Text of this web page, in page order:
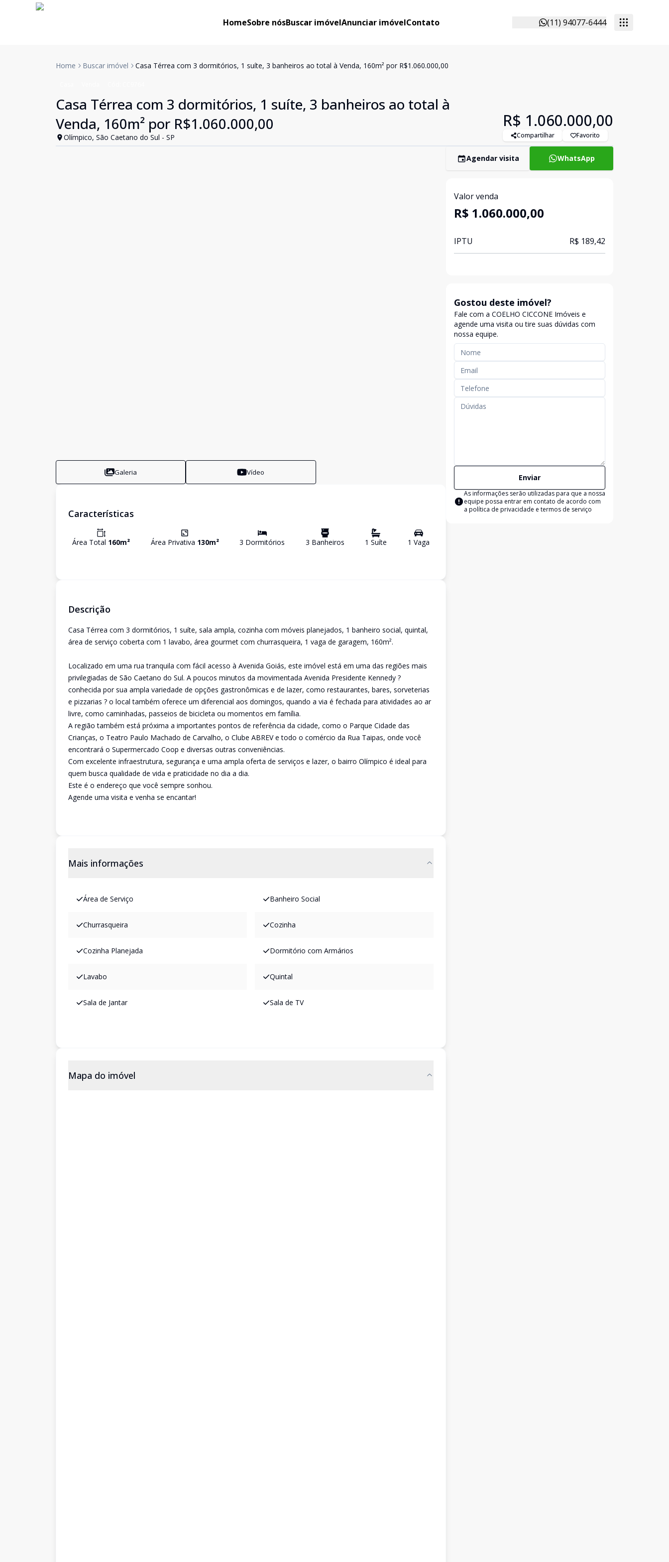
HomeSobre nósBuscar imóvelAnunciar imóvelContato (11) 94077-6444
Home Buscar imóvel Casa Térrea com 3 dormitórios, 1 suíte, 3 banheiros ao total à Venda, 160m² por R$1.060.000,00
Casa Térrea com 3 dormitórios, 1 suíte, 3 banheiros ao total à
Venda, 160m² por R$1.060.000,00
Olímpico, São Caetano do Sul - SP
R$ 1.060.000,00
Compartilhar Favorito
Galeria Vídeo
Características
Área Total 160m² Área Privativa 130m² 3 Dormitórios 3 Banheiros 1 Suíte 1 Vaga
Descrição
Casa Térrea com 3 dormitórios, 1 suíte, sala ampla, cozinha com móveis planejados, 1 banheiro social, quintal,
área de serviço coberta com 1 lavabo, área gourmet com churrasqueira, 1 vaga de garagem, 160m².
Localizado em uma rua tranquila com fácil acesso à Avenida Goiás, este imóvel está em uma das regiões mais
privilegiadas de São Caetano do Sul. A poucos minutos da movimentada Avenida Presidente Kennedy ?
conhecida por sua ampla variedade de opções gastronômicas e de lazer, como restaurantes, bares, sorveterias
e pizzarias ? o local também oferece um diferencial aos domingos, quando a via é fechada para atividades ao ar
livre, como caminhadas, passeios de bicicleta ou momentos em família.
A região também está próxima a importantes pontos de referência da cidade, como o Parque Cidade das
Crianças, o Teatro Paulo Machado de Carvalho, o Clube ABREV e todo o comércio da Rua Taipas, onde você
encontrará o Supermercado Coop e diversas outras conveniências.
Com excelente infraestrutura, segurança e uma ampla oferta de serviços e lazer, o bairro Olímpico é ideal para
quem busca qualidade de vida e praticidade no dia a dia.
Este é o endereço que você sempre sonhou.
Agende uma visita e venha se encantar!
Mais informações
Área de Serviço Banheiro Social
Churrasqueira Cozinha
Cozinha Planejada Dormitório com Armários
Lavabo Quintal
Sala de Jantar Sala de TV
Mapa do imóvel
Agendar visita WhatsApp
Valor venda
R$ 1.060.000,00
IPTU R$ 189,42
Gostou deste imóvel?
Fale com a COELHO CICCONE Imóveis e
agende uma visita ou tire suas dúvidas com
nossa equipe.
Enviar
As informações serão utilizadas para que a nossa
equipe possa entrar em contato de acordo com
a política de privacidade e termos de serviço